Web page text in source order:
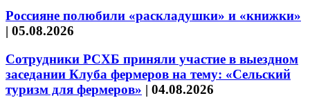
Россияне полюбили «раскладушки» и «книжки»
| 05.08.2026
Сотрудники РСХБ приняли участие в выездном
заседании Клуба фермеров на тему: «Сельский
туризм для фермеров» | 04.08.2026